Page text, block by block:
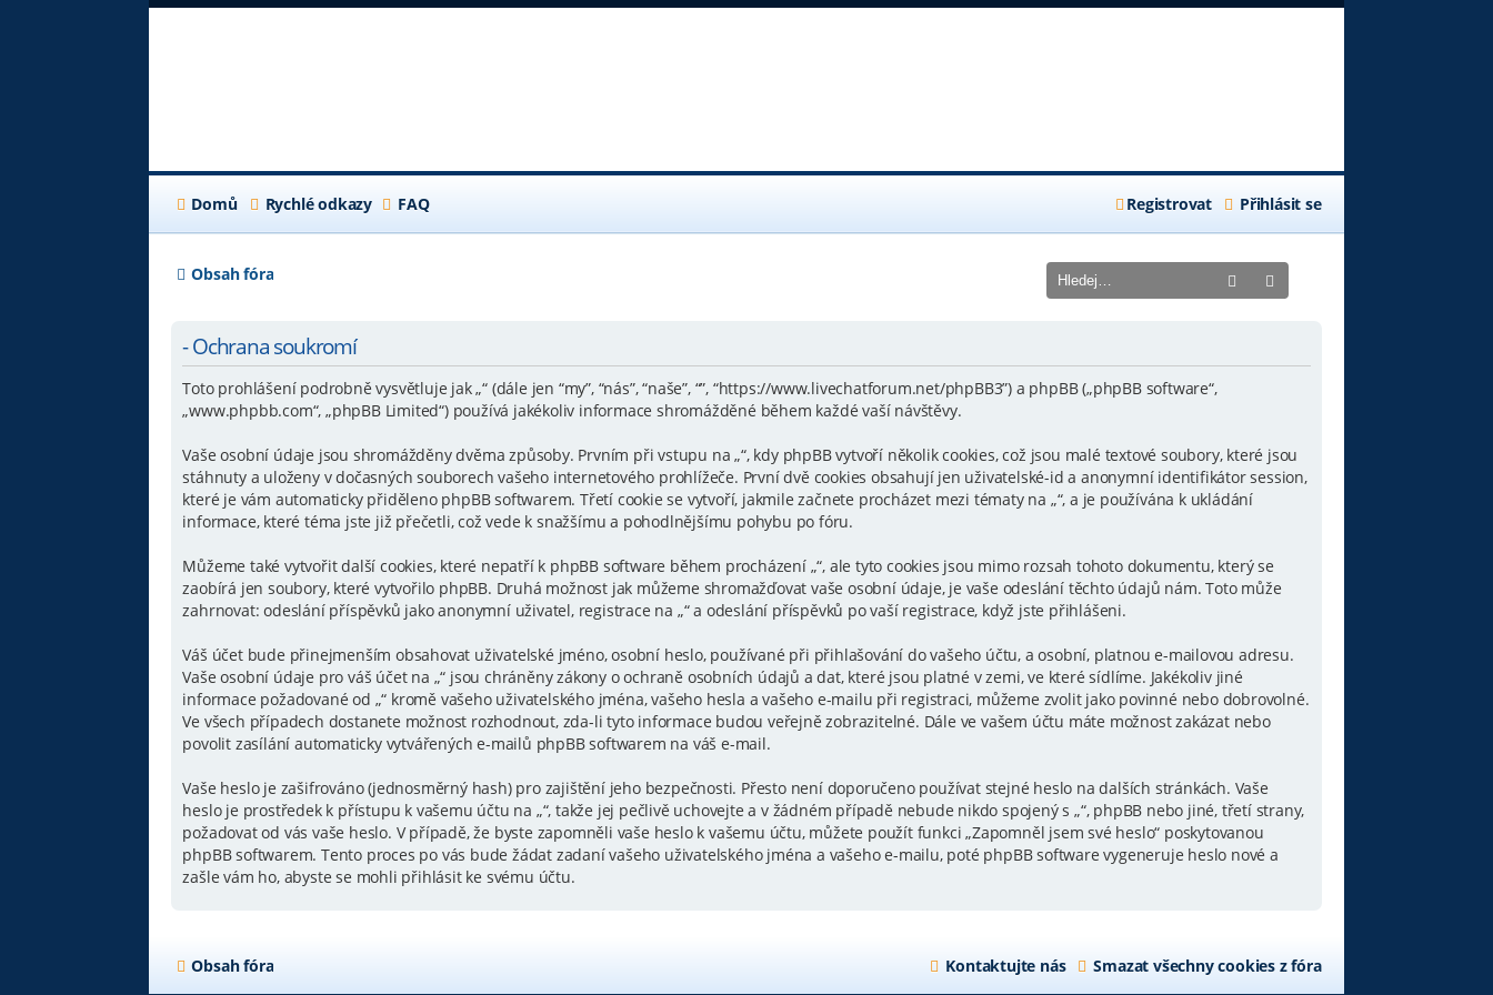
Domů Rychlé odkazy FAQ Přihlásit se
Registrovat
Obsah fóra Hledat
- Ochrana soukromí
Toto prohlášení podrobně vysvětluje jak „“ (dále jen “my”, “nás”, “naše”, “”, “https://www.livechatforum.net/phpBB3”) a phpBB („phpBB software“,
„www.phpbb.com“, „phpBB Limited“) používá jakékoliv informace shromážděné během každé vaší návštěvy.
Vaše osobní údaje jsou shromážděny dvěma způsoby. Prvním při vstupu na „“, kdy phpBB vytvoří několik cookies, což jsou malé textové soubory, které jsou
stáhnuty a uloženy v dočasných souborech vašeho internetového prohlížeče. První dvě cookies obsahují jen uživatelské-id a anonymní identifikátor session,
které je vám automaticky přiděleno phpBB softwarem. Třetí cookie se vytvoří, jakmile začnete procházet mezi tématy na „“, a je používána k ukládání
informace, které téma jste již přečetli, což vede k snažšímu a pohodlnějšímu pohybu po fóru.
Můžeme také vytvořit další cookies, které nepatří k phpBB software během procházení „“, ale tyto cookies jsou mimo rozsah tohoto dokumentu, který se
zaobírá jen soubory, které vytvořilo phpBB. Druhá možnost jak můžeme shromažďovat vaše osobní údaje, je vaše odeslání těchto údajů nám. Toto může
zahrnovat: odeslání příspěvků jako anonymní uživatel, registrace na „“ a odeslání příspěvků po vaší registrace, když jste přihlášeni.
Váš účet bude přinejmenším obsahovat uživatelské jméno, osobní heslo, používané při přihlašování do vašeho účtu, a osobní, platnou e-mailovou adresu.
Vaše osobní údaje pro váš účet na „“ jsou chráněny zákony o ochraně osobních údajů a dat, které jsou platné v zemi, ve které sídlíme. Jakékoliv jiné
informace požadované od „“ kromě vašeho uživatelského jména, vašeho hesla a vašeho e-mailu při registraci, můžeme zvolit jako povinné nebo dobrovolné.
Ve všech případech dostanete možnost rozhodnout, zda-li tyto informace budou veřejně zobrazitelné. Dále ve vašem účtu máte možnost zakázat nebo
povolit zasílání automaticky vytvářených e-mailů phpBB softwarem na váš e-mail.
Vaše heslo je zašifrováno (jednosměrný hash) pro zajištění jeho bezpečnosti. Přesto není doporučeno používat stejné heslo na dalších stránkách. Vaše
heslo je prostředek k přístupu k vašemu účtu na „“, takže jej pečlivě uchovejte a v žádném případě nebude nikdo spojený s „“, phpBB nebo jiné, třetí strany,
požadovat od vás vaše heslo. V případě, že byste zapomněli vaše heslo k vašemu účtu, můžete použít funkci „Zapomněl jsem své heslo“ poskytovanou
phpBB softwarem. Tento proces po vás bude žádat zadaní vašeho uživatelského jména a vašeho e-mailu, poté phpBB software vygeneruje heslo nové a
zašle vám ho, abyste se mohli přihlásit ke svému účtu.
Obsah fóra Smazat všechny cookies z fóra
Kontaktujte nás